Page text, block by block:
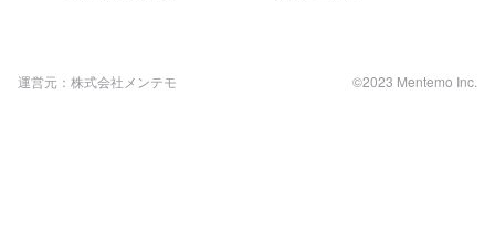
運営元：株式会社メンテモ ©2023 Mentemo Inc.